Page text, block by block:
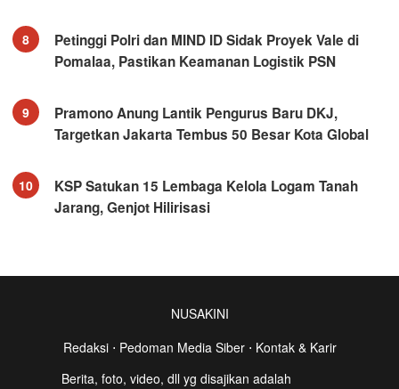
8
Petinggi Polri dan MIND ID Sidak Proyek Vale di
Pomalaa, Pastikan Keamanan Logistik PSN
9
Pramono Anung Lantik Pengurus Baru DKJ,
Targetkan Jakarta Tembus 50 Besar Kota Global
10
KSP Satukan 15 Lembaga Kelola Logam Tanah
Jarang, Genjot Hilirisasi
NUSAKINI
Redaksi⋅ Pedoman Media Siber⋅ Kontak & Karir
Berita, foto, video, dll yg disajikan adalah